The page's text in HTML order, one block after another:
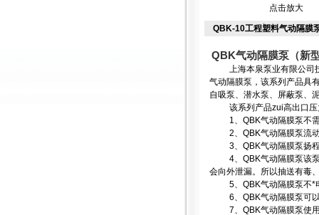
点击放大
QBK-10工程塑料气动隔膜
QBK气动隔膜泵 （新
上海本泉泵业有限公司
气动隔膜泵，该系列产品具
自吸泵、潜水泵、屏蔽泵、
该系列产品zui高出口
1、 QBK气动隔膜泵不
2、 QBK气动隔膜泵流
3、 QBK气动隔膜泵扬
4、 QBK气动隔膜泵该
会向外泄漏。所以抽送有毒
5、 QBK气动隔膜泵不*
6、 QBK气动隔膜泵可
7、 QBK气动隔膜泵使